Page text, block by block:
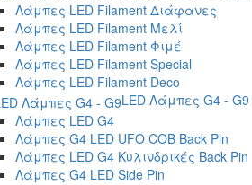
Λάμπες LED Filament Διάφανες
Λάμπες LED Filament Μελί
Λάμπες LED Filament Φιμέ
Λάμπες LED Filament Special
Λάμπες LED Filament Deco
LED Λάμπες G4 - G9
Λάμπες LED G4
Λάμπες G4 LED UFO COB Back Pin
Λάμπες LED G4 Κυλινδρικές Back Pin
Λάμπες G4 LED Side Pin